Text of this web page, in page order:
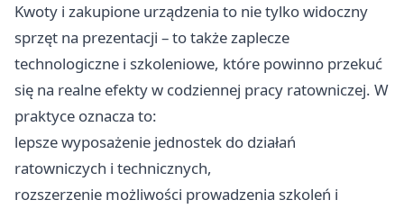
Kwoty i zakupione urządzenia to nie tylko widoczny
sprzęt na prezentacji – to także zaplecze
technologiczne i szkoleniowe, które powinno przekuć
się na realne efekty w codziennej pracy ratowniczej. W
praktyce oznacza to:
lepsze wyposażenie jednostek do działań
ratowniczych i technicznych,
rozszerzenie możliwości prowadzenia szkoleń i